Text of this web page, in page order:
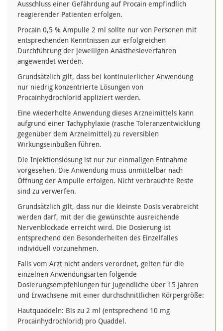
Ausschluss einer Gefährdung auf Procain empfindlich
reagierender Patienten erfolgen.
Procain 0,5 % Ampulle 2 ml sollte nur von Personen mit
entsprechenden Kenntnissen zur erfolgreichen
Durchführung der jeweiligen Anästhesieverfahren
angewendet werden.
Grundsätzlich gilt, dass bei kontinuierlicher Anwendung
nur niedrig konzentrierte Lösungen von
Procainhydrochlorid appliziert werden.
Eine wiederholte Anwendung dieses Arzneimittels kann
aufgrund einer Tachyphylaxie (rasche Toleranzentwicklung
gegenüber dem Arzneimittel) zu reversiblen
Wirkungseinbußen führen.
Die Injektionslösung ist nur zur einmaligen Entnahme
vorgesehen. Die Anwendung muss unmittelbar nach
Öffnung der Ampulle erfolgen. Nicht verbrauchte Reste
sind zu verwerfen.
Grundsätzlich gilt, dass nur die kleinste Dosis verabreicht
werden darf, mit der die gewünschte ausreichende
Nervenblockade erreicht wird. Die Dosierung ist
entsprechend den Besonderheiten des Einzelfalles
individuell vorzunehmen.
Falls vom Arzt nicht anders verordnet, gelten für die
einzelnen Anwendungsarten folgende
Dosierungsempfehlungen für Jugendliche über 15 Jahren
und Erwachsene mit einer durchschnittlichen Körpergröße:
Hautquaddeln: Bis zu 2 ml (entsprechend 10 mg
Procainhydrochlorid) pro Quaddel.